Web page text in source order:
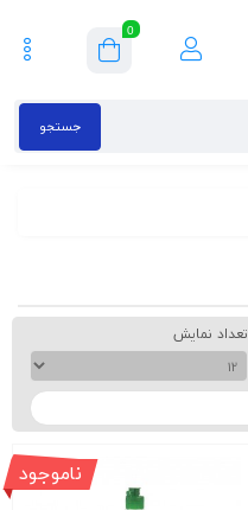
0
جستجو
تعداد نمایش
ناموجود